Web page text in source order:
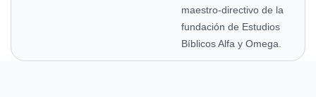
maestro-directivo de la
fundación de Estudios
Bíblicos Alfa y Omega.